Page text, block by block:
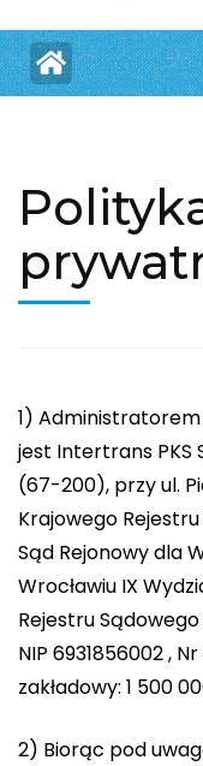
1)
jest Intertrans PKS
(67-200), przy ul.
Krajowego
Sąd Rejonowy dla
Wrocławiu IX
Rejestru
NIP 6931856002 ,
zakładowy: 1 500
2) Biorąc pod